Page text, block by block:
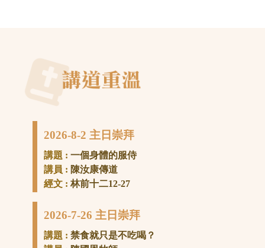
2026-8-2 主日崇拜
講題 :一個身體的服侍
講員 : 陳汝康傳道
經文 :林前十二12-27
2026-7-26 主日崇拜
講題 :禁食就只是不吃喝？